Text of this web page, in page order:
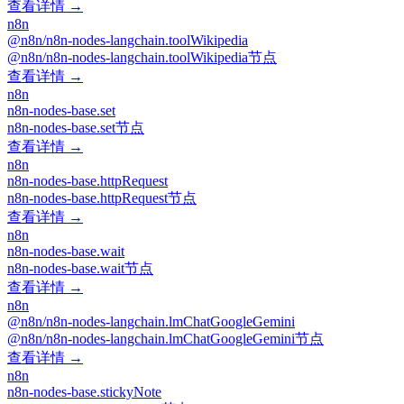
查看详情 →
n8n
@n8n/n8n-nodes-langchain.toolWikipedia
@n8n/n8n-nodes-langchain.toolWikipedia节点
查看详情 →
n8n
n8n-nodes-base.set
n8n-nodes-base.set节点
查看详情 →
n8n
n8n-nodes-base.httpRequest
n8n-nodes-base.httpRequest节点
查看详情 →
n8n
n8n-nodes-base.wait
n8n-nodes-base.wait节点
查看详情 →
n8n
@n8n/n8n-nodes-langchain.lmChatGoogleGemini
@n8n/n8n-nodes-langchain.lmChatGoogleGemini节点
查看详情 →
n8n
n8n-nodes-base.stickyNote